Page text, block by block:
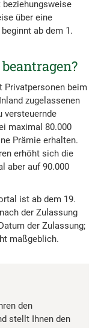
beziehungsweise
über eine
ab dem 1.
Privatpersonen beim
zugelassenen
versteuernde
maximal 80.000
Prämie erhalten.
erhöht sich die
aber auf 90.000
ist ab dem 19.
der Zulassung
der Zulassung;
maßgeblich.
den
stellt Ihnen den